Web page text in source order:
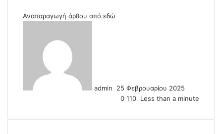
Αναπαραγωγή άρθου από εδώ
admin
e
m
i
25 Φεβρουαρίου 2025
0 110 Less than a minute